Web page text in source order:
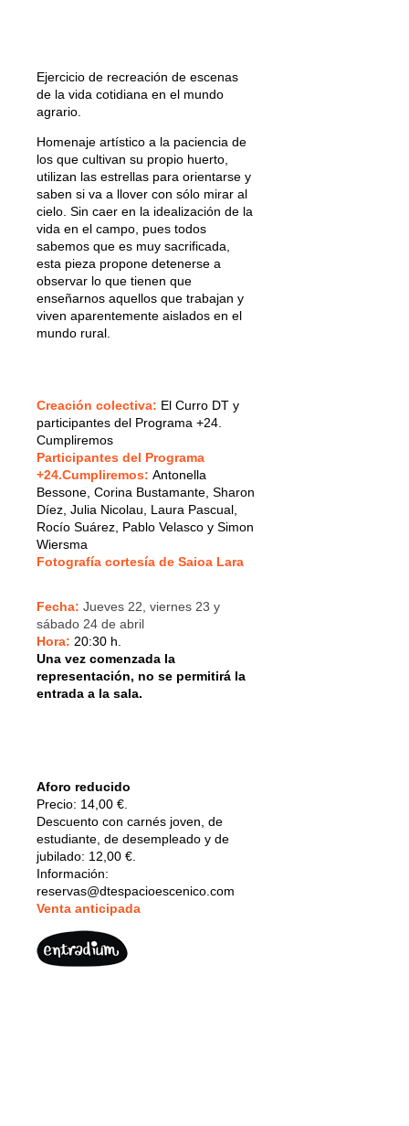
Ejercicio de recreación de escenas
de la vida cotidiana en el mundo
agrario.
Homenaje artístico a la paciencia de
los que cultivan su propio huerto,
utilizan las estrellas para orientarse y
saben si va a llover con sólo mirar al
cielo. Sin caer en la idealización de la
vida en el campo, pues todos
sabemos que es muy sacrificada,
esta pieza propone detenerse a
observar lo que tienen que
enseñarnos aquellos que trabajan y
viven aparentemente aislados en el
mundo rural.
Creación colectiva: El Curro DT y
participantes del Programa +24.
Cumpliremos
Participantes del Programa
+24.Cumpliremos: Antonella
Bessone, Corina Bustamante, Sharon
Díez, Julia Nicolau, Laura Pascual,
Rocío Suárez, Pablo Velasco y Simon
Wiersma
Fotografía cortesía de Saioa Lara
Fecha: Jueves 22, viernes 23 y
sábado 24 de abril
Hora: 20:30 h.
Una vez comenzada la
representación, no se permitirá la
entrada a la sala.
Aforo reducido
Precio: 14,00 €.
Descuento con carnés joven, de
estudiante, de desempleado y de
jubilado: 12,00 €.
Información:
reservas@dtespacioescenico.com
Venta anticipada